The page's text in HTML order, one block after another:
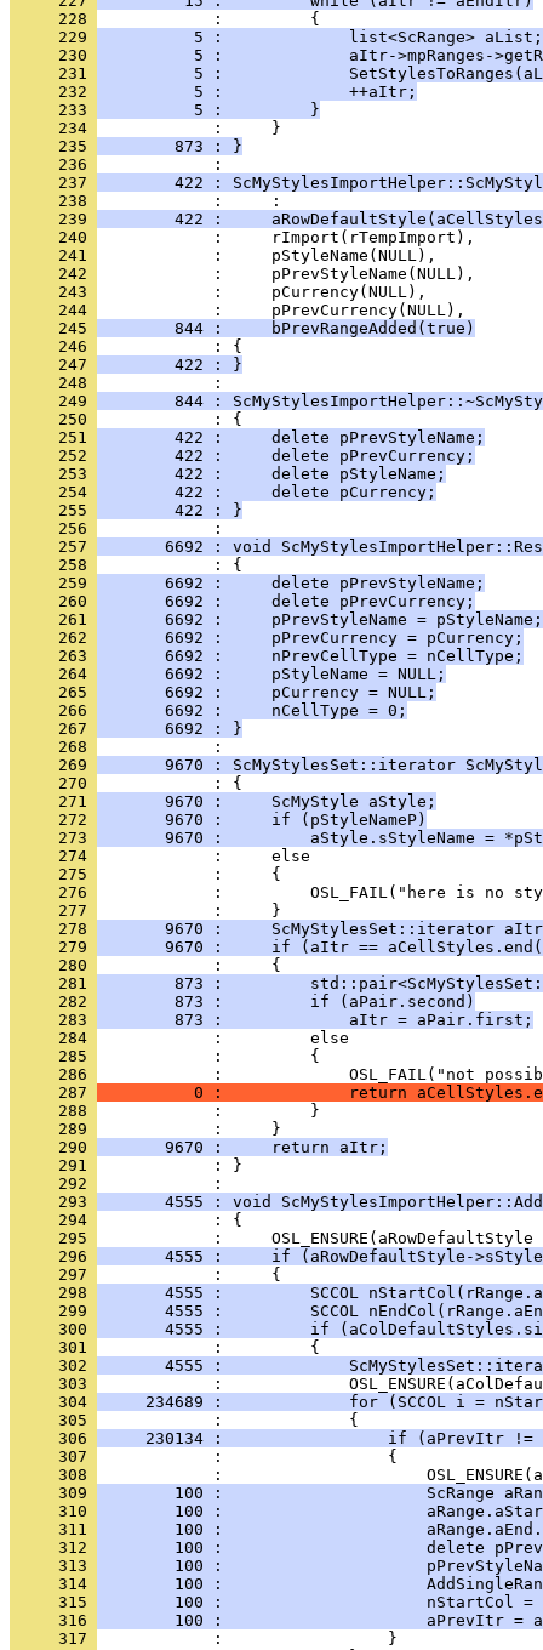
     228
     229
          5 :             list<ScRange> aList;
     230
5 :             aItr->mpRanges-
     231
5 :
     232
          5 :             ++aItr;
     233
          5 :         }
     234
     235
        873 : }
     236
     237
422 :
     238
     239
422 :
     240
     241
     242
     243
     244
     245
        844 :     bPrevRangeAdded(true)
     246
     247
        422 : }
     248
     249
844 :
     250
     251
        422 :     delete pPrevStyleName;
     252
        422 :     delete pPrevCurrency;
     253
        422 :     delete pStyleName;
     254
        422 :     delete pCurrency;
     255
        422 : }
     256
     257
6692 : void
     258
     259
       6692 :     delete pPrevStyleName;
     260
       6692 :     delete pPrevCurrency;
     261
       6692 :     pPrevStyleName = pStyleName;
     262
       6692 :     pPrevCurrency = pCurrency;
     263
       6692 :     nPrevCellType = nCellType;
     264
       6692 :     pStyleName = NULL;
     265
       6692 :     pCurrency = NULL;
     266
       6692 :     nCellType = 0;
     267
       6692 : }
     268
     269
9670 : ScMyStylesSet::iterator
     270
     271
       9670 :     ScMyStyle aStyle;
     272
       9670 :     if (pStyleNameP)
     273
9670 :         aStyle.sStyleName =
     274
     275
     276
     277
     278
9670 :     ScMyStylesSet::iterator
     279
9670 :     if (aItr ==
     280
     281
873 :
     282
        873 :         if (aPair.second)
     283
        873 :             aItr = aPair.first;
     284
     285
     286
     287
0 :             return
     288
     289
     290
       9670 :     return aItr;
     291
            : }
     292
     293
4555 : void
     294
     295
     296
4555 :     if (aRowDefaultStyle-
     297
     298
4555 :         SCCOL
     299
4555 :         SCCOL
     300
4555 :         if
     301
     302
4555 :
     303
     304
234689 :             for (SCCOL i =
     305
     306
230134 :                 if (aPrevItr !=
     307
     308
     309
100 :                     ScRange
     310
100 :
     311
100 :
     312
100 :                     delete
     313
100 :
     314
100 :
     315
100 :                     nStartCol =
     316
100 :                     aPrevItr =
     317